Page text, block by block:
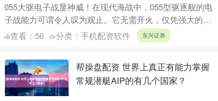
055大驱电子战显神威！在现代海战中，055型驱逐舰的电
子战能力可谓令人叹为观止。它无需开火，仅凭强大的电
磁干扰，就能轻松让敌方舰艇编队陷入通信孤岛，让其失
查看： 56 分类： 手机配资软件 东兴证券
帮操盘配资 世界上真正有能力掌握
常规潜艇AIP的有几个国家？